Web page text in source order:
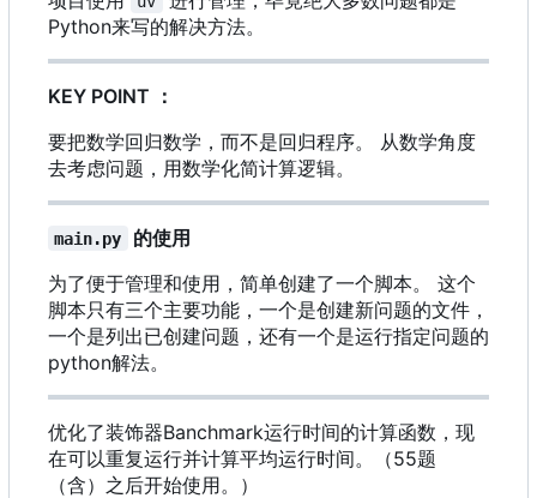
Python来写的解决方法。
KEY POINT ：
要把数学回归数学，而不是回归程序。 从数学角度
去考虑问题，用数学化简计算逻辑。
main.py
的使用
为了便于管理和使用，简单创建了一个脚本。 这个
脚本只有三个主要功能 ， 一个是创建新问题的文件 ，
一个是列出已创建问题 ， 还有一个是运行指定问题的
python解法。
优化了装饰器Banchmark运行时间的计算函数 ， 现
在可以重复运行并计算平均运行时间。
（55题
（含） 之后开始使用。 ）